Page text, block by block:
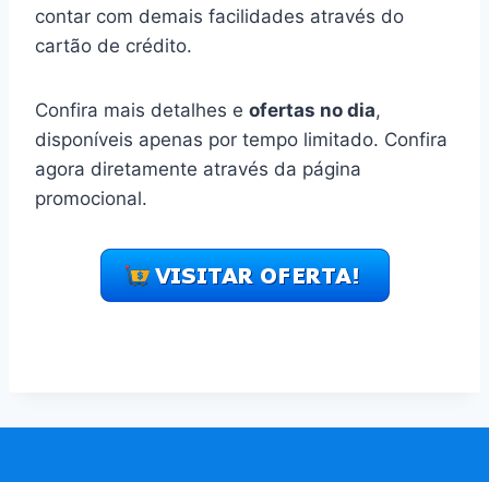
contar com demais facilidades através do
cartão de crédito.
Confira mais detalhes e ofertas no dia,
disponíveis apenas por tempo limitado. Confira
agora diretamente através da página
promocional.